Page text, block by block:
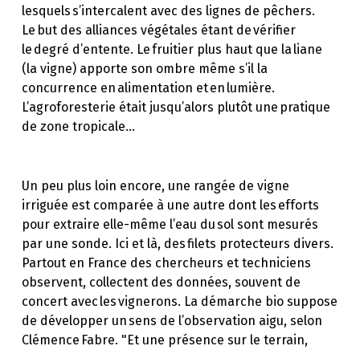
lesquels s’intercalent avec des lignes de pêchers.
Le but des alliances végétales étant de vérifier
le degré d’entente. Le fruitier plus haut que la liane
(la vigne) apporte son ombre même s’il la
concurrence en alimentation et en lumière.
L’agroforesterie était jusqu’alors plutôt une pratique
de zone tropicale…
Un peu plus loin encore, une rangée de vigne
irriguée est comparée à une autre dont les efforts
pour extraire elle-même l’eau du sol sont mesurés
par une sonde. Ici et là, des filets protecteurs divers.
Partout en France des chercheurs et techniciens
observent, collectent des données, souvent de
concert avec les vignerons. La démarche bio suppose
de développer un sens de l’observation aigu, selon
Clémence Fabre. "Et une présence sur le terrain,